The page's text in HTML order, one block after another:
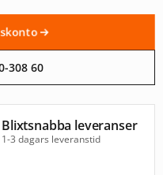
308 60
Blixtsnabba leveranser
1-3 dagars leveranstid